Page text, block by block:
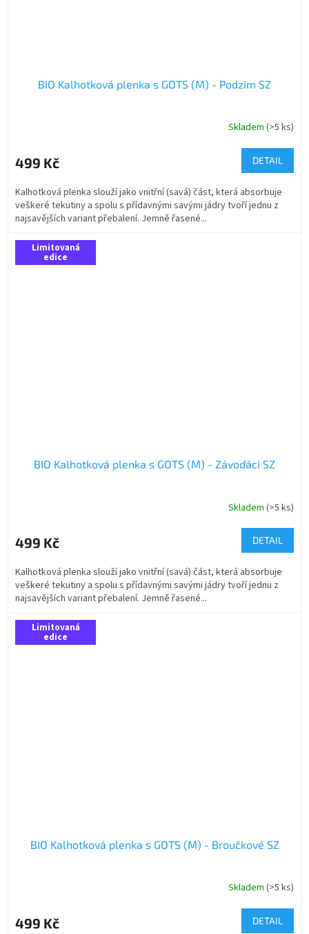
BIO Kalhotková plenka s GOTS (M) - Podzim SZ
Skladem (>5 ks)
499 Kč DETAIL
Kalhotková plenka slouží jako vnitřní (savá) část, která absorbuje
veškeré tekutiny a spolu s přídavnými savými jádry tvoří jednu z
najsavějších variant přebalení. Jemně řasené...
Limitovaná
edice
BIO Kalhotková plenka s GOTS (M) - Závoďáci SZ
Skladem (>5 ks)
499 Kč DETAIL
Kalhotková plenka slouží jako vnitřní (savá) část, která absorbuje
veškeré tekutiny a spolu s přídavnými savými jádry tvoří jednu z
najsavějších variant přebalení. Jemně řasené...
Limitovaná
edice
BIO Kalhotková plenka s GOTS (M) - Broučkové SZ
Skladem (>5 ks)
499 Kč DETAIL